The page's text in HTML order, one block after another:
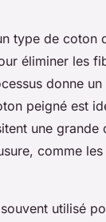
type de coton
éliminer les
donne
peigné est
une grande
comme
utilisé